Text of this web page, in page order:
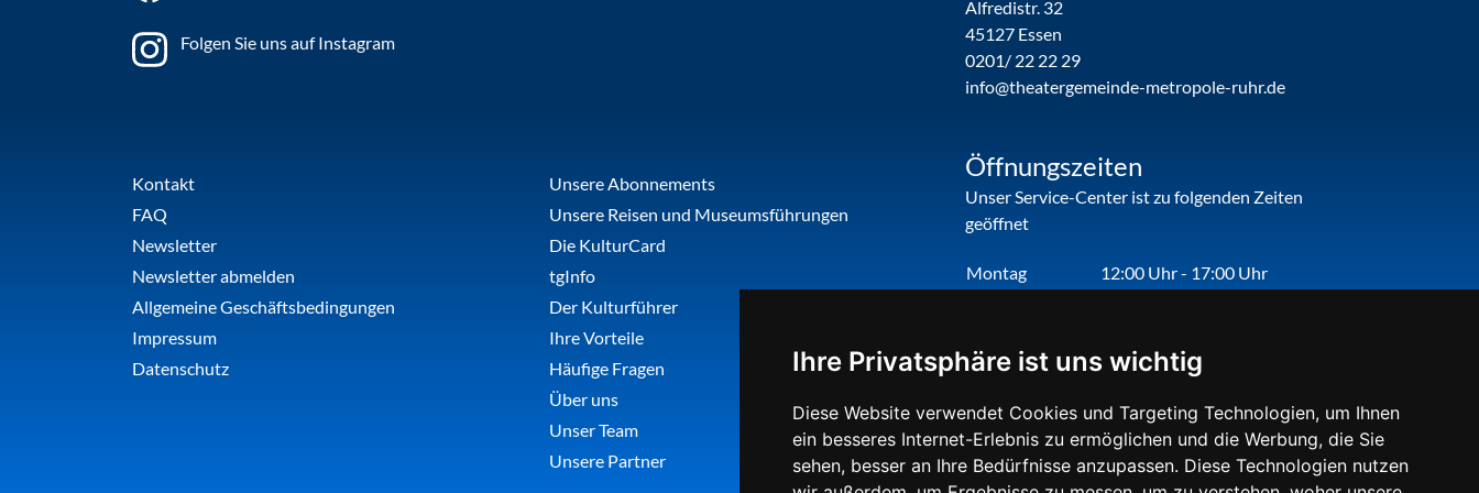
Ihre Privatsphäre ist uns wichtig
Diese Website verwendet Cookies und Targeting Technologien, um Ihnen
ein besseres Internet-Erlebnis zu ermöglichen und die Werbung, die Sie
sehen, besser an Ihre Bedürfnisse anzupassen. Diese Technologien nutzen
Folgen Sie uns auf Instagram
Kontakt
FAQ
Newsletter
Newsletter abmelden
Allgemeine Geschäftsbedingungen
Impressum
Datenschutz
Unsere Abonnements
Unsere Reisen und Museumsführungen
Die KulturCard
tgInfo
Der Kulturführer
Ihre Vorteile
Häufige Fragen
Über uns
Unser Team
Unsere Partner
Alfredistr. 32
45127 Essen
0201/ 22 22 29
info@theatergemeinde-metropole-ruhr.de
Öffnungszeiten
Unser Service-Center ist zu folgenden Zeiten
geöffnet
Montag
12:00 Uhr - 17:00 Uhr
Freitag
09:00 Uhr - 12:00 Uhr